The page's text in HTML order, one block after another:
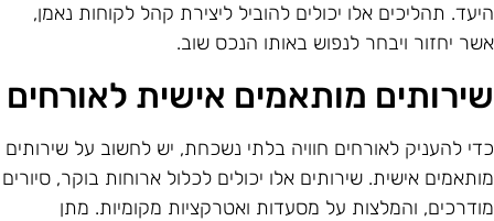
תהליכים אלו יכולים להוביל ליצירת קהל לקוחות נאמן,
יחזור ויבחר לנפוש באותו הנכס שוב.
מותאמים אישית לאורחים
להעניק לאורחים חוויה בלתי נשכחת, יש לחשוב על שירותים
אישית. שירותים אלו יכולים לכלול ארוחות בוקר, סיורים
והמלצות על מסעדות ואטרקציות מקומיות. מתן